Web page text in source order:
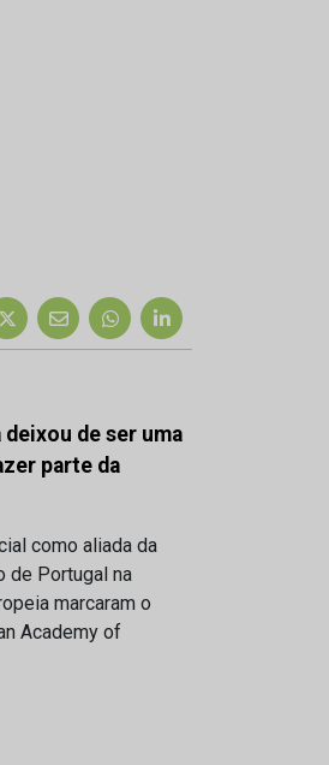
deixou de ser uma
parte da
como aliada da
de Portugal na
marcaram o
Academy of